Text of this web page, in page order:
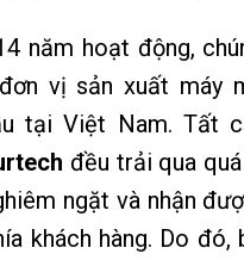
năm hoạt động,
vị sản xuất máy
tại Việt Nam. Tất
đều trải qua
ngặt và nhận
khách hàng. Do đó,